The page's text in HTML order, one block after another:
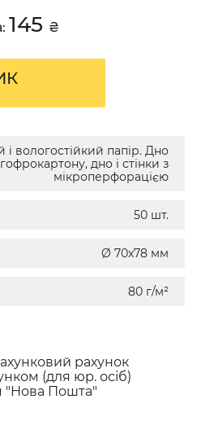
145 ₴
вологостійкий папір. Дно
дно і стінки з
мікроперфорацією
50 шт.
Ø 70х78 мм
80 г/м²
рахунок
(для юр. осіб)
"Нова Пошта"